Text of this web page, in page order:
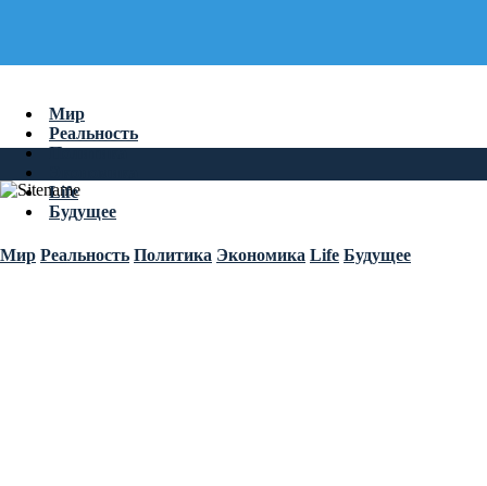
Мир
Реальность
Политика
Life
Будущее
Мир Реальность Политика Экономика Life Будущее